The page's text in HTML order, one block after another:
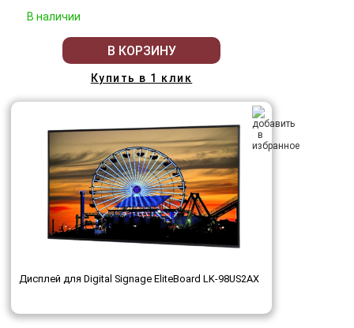
В наличии
В КОРЗИНУ
Купить в 1 клик
Дисплей для Digital Signage EliteBoard LK-98US2AX